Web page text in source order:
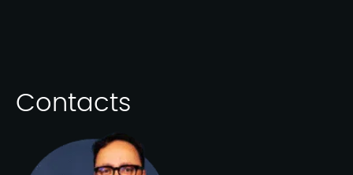
Contacts